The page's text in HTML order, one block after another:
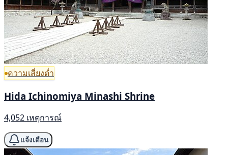
ความเสี่ยงต่ำ
Hida Ichinomiya Minashi Shrine
4,052 เหตุการณ์
แจ้งเตือน